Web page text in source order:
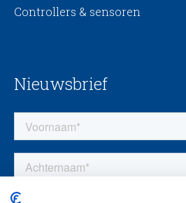
Controllers & sensoren
Nieuwsbrief